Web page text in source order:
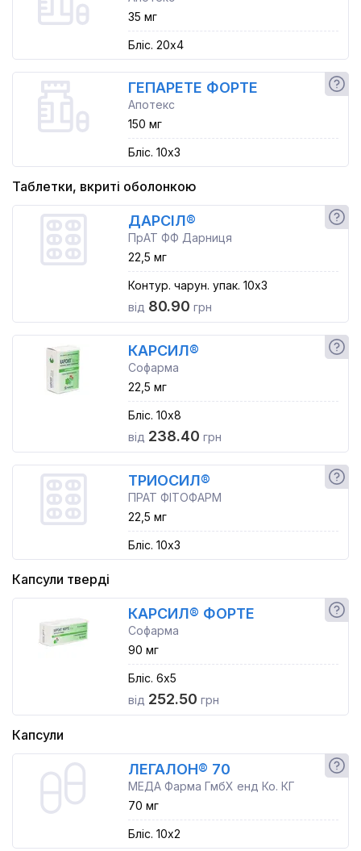
35 мг
Бліс. 20x4
ГЕПАРЕТЕ ФОРТЕ
Апотекс
150 мг
Бліс. 10x3
Таблетки, вкриті оболонкою
ДАРСІЛ®
ПрАТ ФФ Дарниця
22,5 мг
Контур. чарун. упак. 10x3
від 80.90 грн
КАРСИЛ®
Софарма
22,5 мг
Бліс. 10x8
від 238.40 грн
ТРИОСИЛ®
ПРАТ ФІТОФАРМ
22,5 мг
Бліс. 10x3
Капсули тверді
КАРСИЛ® ФОРТЕ
Софарма
90 мг
Бліс. 6x5
від 252.50 грн
Капсули
ЛЕГАЛОН® 70
МЕДА Фарма ГмбХ енд Ко. КГ
70 мг
Бліс. 10x2